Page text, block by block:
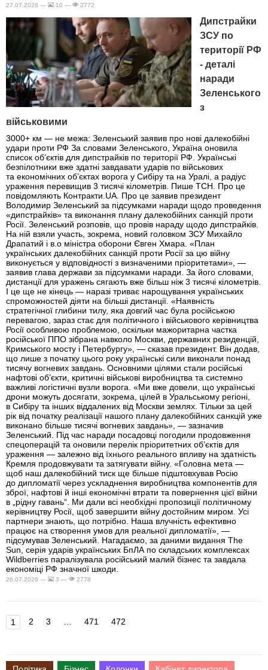
27.07.2026 — 10 — 2772
Дипстрайки
ЗСУ по
території РФ
- деталі
наради
Зеленського
з
військовими
3000+ км — не межа: Зеленський заявив про нові далекобійні
удари проти РФ За словами Зеленського, Україна оновила
список об’єктів для дипстрайків по території РФ. Українські
безпілотники вже здатні завдавати ударів по військових
та економічних об’єктах ворога у Сибіру та на Уралі, а радіус
ураження перевищив 3 тисячі кілометрів. Пише ТСН. Про це
повідомляють Контракти.UA. Про це заявив президент
Володимир Зеленський за підсумками наради щодо проведення
«дипстрайків» та виконання плану далекобійних санкцій проти
Росії. Зеленський розповів, що провів нараду щодо дипстрайків.
На ній взяли участь, зокрема, новий головком ЗСУ Михайло
Драпатий і в.о міністра оборони Євген Хмара. «План
українських далекобійних санкцій проти Росії за цю війну
виконується у відповідності з визначеними пріоритетами», —
заявив глава держави за підсумками наради. За його словами,
дистанції для уражень сягають вже більш ніж 3 тисячі кілометрів.
І це ще не кінець — наразі триває нарощування українських
спроможностей діяти на більші дистанції. «Наявність
стратегічної глибини тилу, яка довгий час була російською
перевагою, зараз стає для політичного і військового керівництва
Росії особливою проблемою, оскільки мажоритарна частка
російської ППО зібрана навколо Москви, державних резиденцій,
Кримського мосту і Петербургу», — сказав президент. Він додав,
що лише з початку цього року українські сили виконали понад
тисячу вогневих завдань. Основними цілями стали російські
нафтові об’єкти, критичні військові виробництва та системно
важливі логістичні вузли ворога. «Ми вже довели, що українські
дрони можуть досягати, зокрема, цілей в Уральському регіоні,
в Сибіру та інших віддалених від Москви землях. Тільки за цей
рік від початку реалізації нашого плану далекобійних санкцій уже
виконано більше тисячі вогневих завдань», — зазначив
Зеленський. Під час наради посадовці погодили продовження
спецоперацій та оновили перелік пріоритетних об’єктів для
ураження — залежно від їхнього реального впливу на здатність
Кремля продовжувати та затягувати війну. «Головна мета —
щоб наш далекобійний тиск ще більше підштовхував Росію
до дипломатії через ускладнення виробництва компонентів для
зброї, нафтові й інші економічні втрати та повернення цієї війни
в „рідну гавань“. Ми дали всі необхідні пропозиції політичному
керівництву Росії, щоб завершити війну достойним миром. Усі
партнери знають, що потрібно. Наша влучність ефективно
працює на створення умов для реальної дипломатії», —
підсумував Зеленський. Нагадаємо, за даними видання The
Sun, серія ударів українських БпЛА по складських комплексах
Wildberries паралізувала російський малий бізнес та завдала
економіці РФ значної шкоди.
26.07.2026 — 3 — 2778
1 2 3 471 472